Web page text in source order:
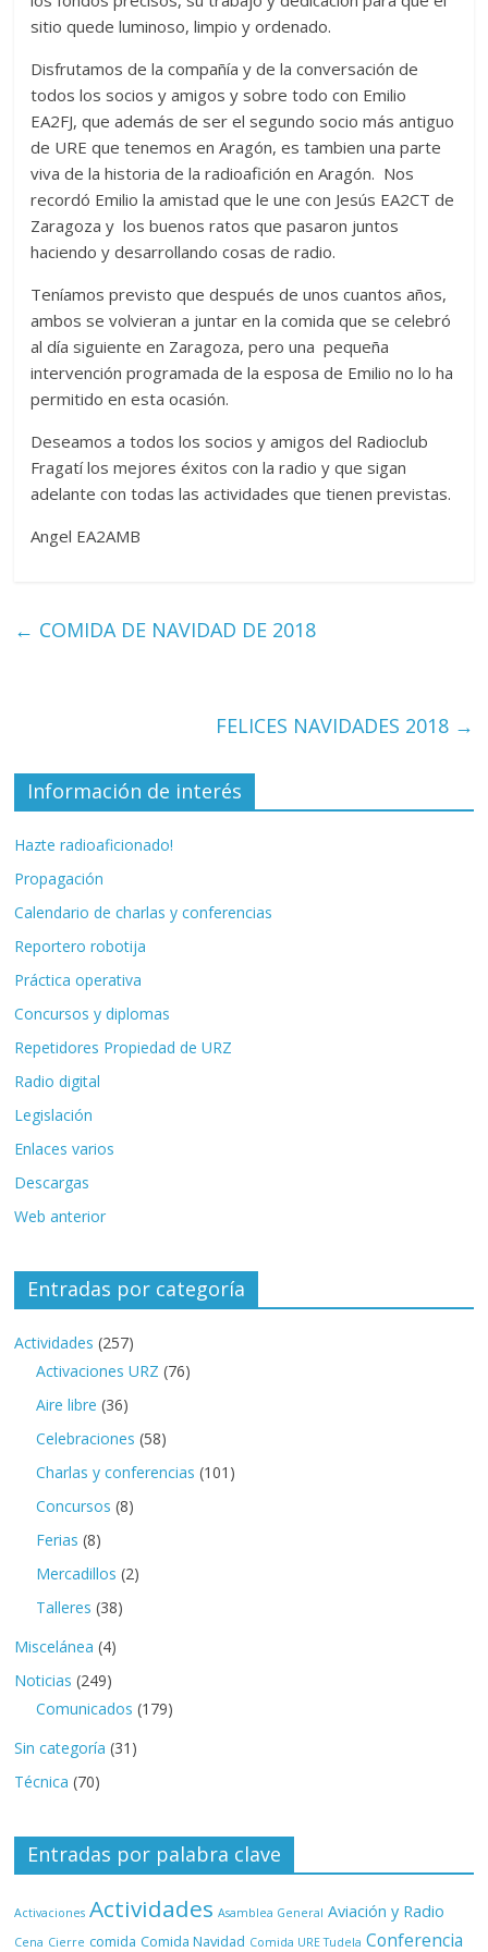
sitio quede luminoso, limpio y ordenado.
Disfrutamos de la compañía y de la conversación de
todos los socios y amigos y sobre todo con Emilio
EA2FJ, que además de ser el segundo socio más antiguo
de URE que tenemos en Aragón, es tambien una parte
viva de la historia de la radioafición en Aragón. Nos
recordó Emilio la amistad que le une con Jesús EA2CT de
Zaragoza y los buenos ratos que pasaron juntos
haciendo y desarrollando cosas de radio.
Teníamos previsto que después de unos cuantos años,
ambos se volvieran a juntar en la comida que se celebró
al día siguiente en Zaragoza, pero una pequeña
intervención programada de la esposa de Emilio no lo ha
permitido en esta ocasión.
Deseamos a todos los socios y amigos del Radioclub
Fragatí los mejores éxitos con la radio y que sigan
adelante con todas las actividades que tienen previstas.
Angel EA2AMB
← COMIDA DE NAVIDAD DE 2018
FELICES NAVIDADES 2018 →
Información de interés
Hazte radioaficionado!
Propagación
Calendario de charlas y conferencias
Reportero robotija
Práctica operativa
Concursos y diplomas
Repetidores Propiedad de URZ
Radio digital
Legislación
Enlaces varios
Descargas
Web anterior
Entradas por categoría
Actividades (257)
Activaciones URZ (76)
Aire libre (36)
Celebraciones (58)
Charlas y conferencias (101)
Concursos (8)
Ferias (8)
Mercadillos (2)
Talleres (38)
Miscelánea (4)
Noticias (249)
Comunicados (179)
Sin categoría (31)
Técnica (70)
Entradas por palabra clave
Activaciones Actividades Asamblea General Aviación y Radio
Cena Cierre comida Comida Navidad Comida URE Tudela Conferencia